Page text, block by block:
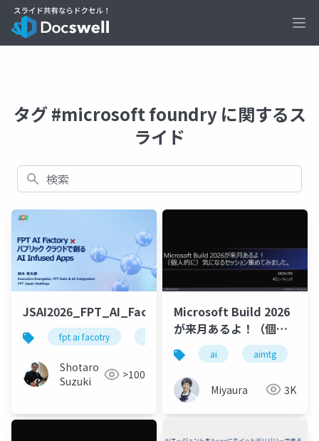
タグ #microsoft foundry に関するス
ライド
検索
JSAI2026_FPT_AI_Factory_v3
fpt ai facotry gpu cloud nvidia
Shotaro
Suzuki
>100
Microsoft Build 2026
が来月あるよ！（個人
的に）気になるセッシ
ョン集めてみました。
ai aimtg
Miyaura 3K